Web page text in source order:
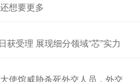
想要更多
受理 展现细分领域“芯”实力
使馆威胁杀死外交人员，外交